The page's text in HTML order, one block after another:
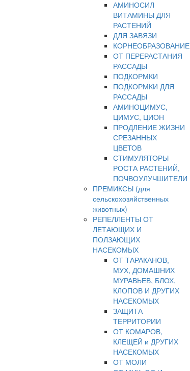
АМИНОСИЛ
ВИТАМИНЫ ДЛЯ
РАСТЕНИЙ
ДЛЯ ЗАВЯЗИ
КОРНЕОБРАЗОВАНИЕ
ОТ ПЕРЕРАСТАНИЯ
РАССАДЫ
ПОДКОРМКИ
ПОДКОРМКИ ДЛЯ
РАССАДЫ
АМИНОЦИМУС,
ЦИМУС, ЦИОН
ПРОДЛЕНИЕ ЖИЗНИ
СРЕЗАННЫХ
ЦВЕТОВ
СТИМУЛЯТОРЫ
РОСТА РАСТЕНИЙ,
ПОЧВОУЛУЧШИТЕЛИ
ПРЕМИКСЫ (для
сельскохозяйственных
животных)
РЕПЕЛЛЕНТЫ ОТ
ЛЕТАЮЩИХ И
ПОЛЗАЮЩИХ
НАСЕКОМЫХ
ОТ ТАРАКАНОВ,
МУХ, ДОМАШНИХ
МУРАВЬЕВ, БЛОХ,
КЛОПОВ И ДРУГИХ
НАСЕКОМЫХ
ЗАЩИТА
ТЕРРИТОРИИ
ОТ КОМАРОВ,
КЛЕЩЕЙ и ДРУГИХ
НАСЕКОМЫХ
ОТ МОЛИ